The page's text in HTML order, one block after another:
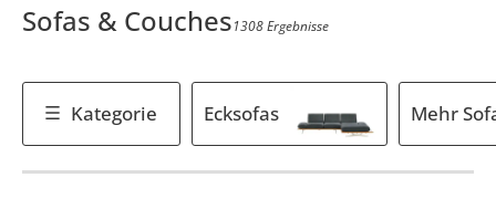
Sofas & Couches1308 Ergebnisse
Kategorie Ecksofas Mehr